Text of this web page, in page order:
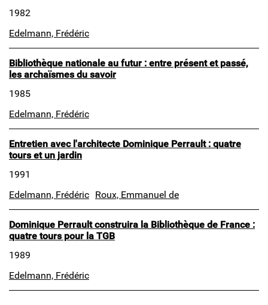
1982
Edelmann, Frédéric
Bibliothèque nationale au futur : entre présent et passé,
les archaïsmes du savoir
1985
Edelmann, Frédéric
Entretien avec l'architecte Dominique Perrault : quatre
tours et un jardin
1991
Edelmann, Frédéric Roux, Emmanuel de
Dominique Perrault construira la Bibliothèque de France :
quatre tours pour la TGB
1989
Edelmann, Frédéric